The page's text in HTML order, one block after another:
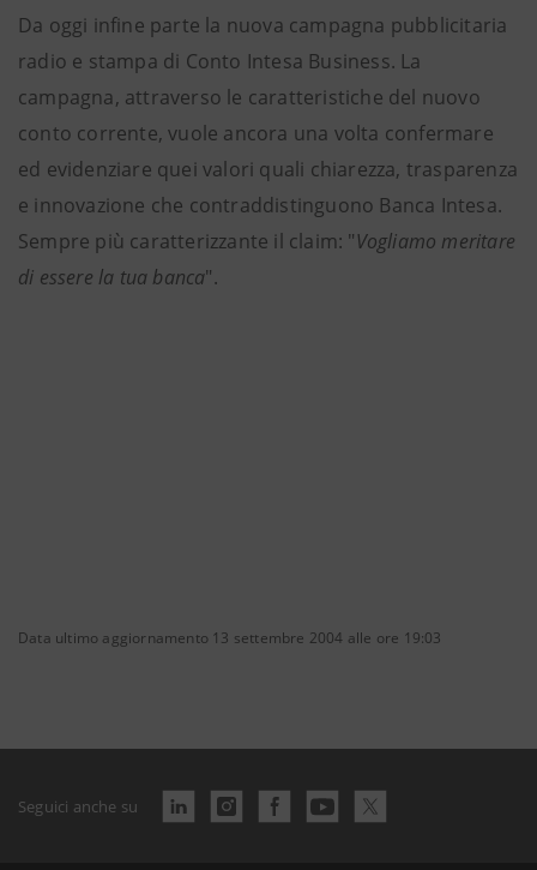
Da oggi infine parte la nuova campagna pubblicitaria
radio e stampa di Conto Intesa Business. La
campagna, attraverso le caratteristiche del nuovo
conto corrente, vuole ancora una volta confermare
ed evidenziare quei valori quali chiarezza, trasparenza
e innovazione che contraddistinguono Banca Intesa.
Sempre più caratterizzante il claim: "Vogliamo meritare
di essere la tua banca".
Data ultimo aggiornamento 13 settembre 2004 alle ore 19:03
Seguici anche su